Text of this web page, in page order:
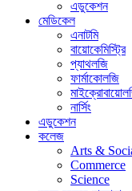
এডুকেশন
মেডিকেল
এনাটমি
বায়োকেমিস্ট্রি
প্যাথলজি
ফার্মাকোলজি
নার্সিং
এডুকেশন
কলেজ
Arts &
Commerce
Science